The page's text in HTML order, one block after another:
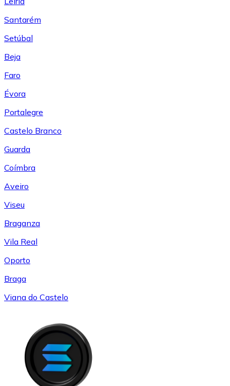
Santarém
Setúbal
Beja
Faro
Évora
Portalegre
Castelo Branco
Guarda
Coímbra
Aveiro
Viseu
Braganza
Vila Real
Oporto
Braga
Viana do Castelo